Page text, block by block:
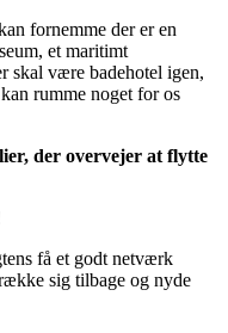
fornemme der er en
et maritimt
skal være badehotel igen,
rumme noget for os
der overvejer at flytte
få et godt netværk
sig tilbage og nyde